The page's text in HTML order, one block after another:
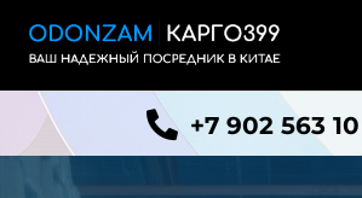
+7 902 563